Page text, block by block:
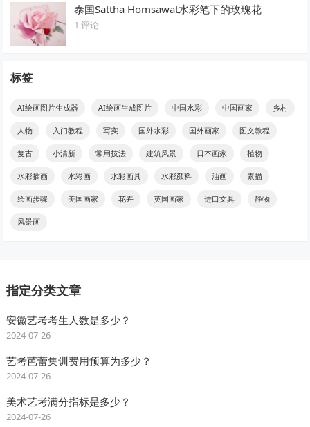
泰国Sattha Homsawat水彩笔下的玫瑰花
1 评论
标签
AI绘画图片生成器 AI绘画生成图片 中国水彩 中国画家 乡村
人物 入门教程 写实 国外水彩 国外画家 图文教程
复古 小清新 常用技法 建筑风景 日本画家 植物
水彩插画 水彩画 水彩画具 水彩颜料 油画 素描
绘画步骤 美国画家 花卉 英国画家 进口文具 静物
风景画
指定分类文章
安徽艺考考生人数是多少？
2024-07-26
艺考芭蕾集训费用预算为多少？
2024-07-26
美术艺考满分指标是多少？
2024-07-26